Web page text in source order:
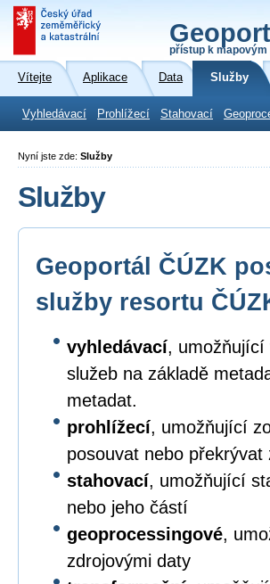
přístup k
Vítejte Aplikace Data Služby
Vyhledávací Prohlížecí Stahovací
Nyní jste zde: Služby
Služby
Geoportál ČÚZK
služby resortu
vyhledávací, umožňující
služeb na základě
metadat.
prohlížecí, umožňující
posouvat nebo
stahovací, umožňující
nebo jeho částí
geoprocessingové,
zdrojovými daty